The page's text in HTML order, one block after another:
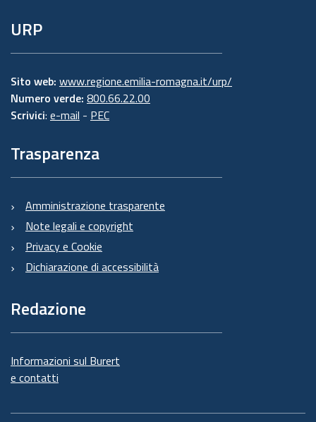
URP
Sito web: www.regione.emilia-romagna.it/urp/
Numero verde: 800.66.22.00
Scrivici: e-mail - PEC
Trasparenza
Amministrazione trasparente
Note legali e copyright
Privacy e Cookie
Dichiarazione di accessibilità
Redazione
Informazioni sul Burert
e contatti